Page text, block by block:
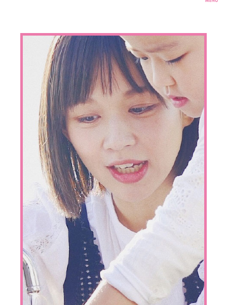
想いをチカラに
情報をチカラに
製品をチカラに
このサイトについて
個人情報保護方針
SNS公式アカウント運用方針
会社情報
株式会社 共和 メディカルグループ